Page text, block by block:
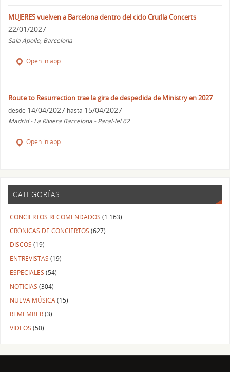
MUJERES vuelven a Barcelona dentro del ciclo Cruïlla Concerts
22/01/2027
Sala Apollo, Barcelona
Open in app
Route to Resurrection trae la gira de despedida de Ministry en 2027
desde 14/04/2027 hasta 15/04/2027
Madrid - La Riviera Barcelona - Paral-lel 62
Open in app
CATEGORÍAS
CONCIERTOS RECOMENDADOS (1.163)
CRÓNICAS DE CONCIERTOS (627)
DISCOS (19)
ENTREVISTAS (19)
ESPECIALES (54)
NOTICIAS (304)
NUEVA MÚSICA (15)
REMEMBER(3)
VIDEOS (50)